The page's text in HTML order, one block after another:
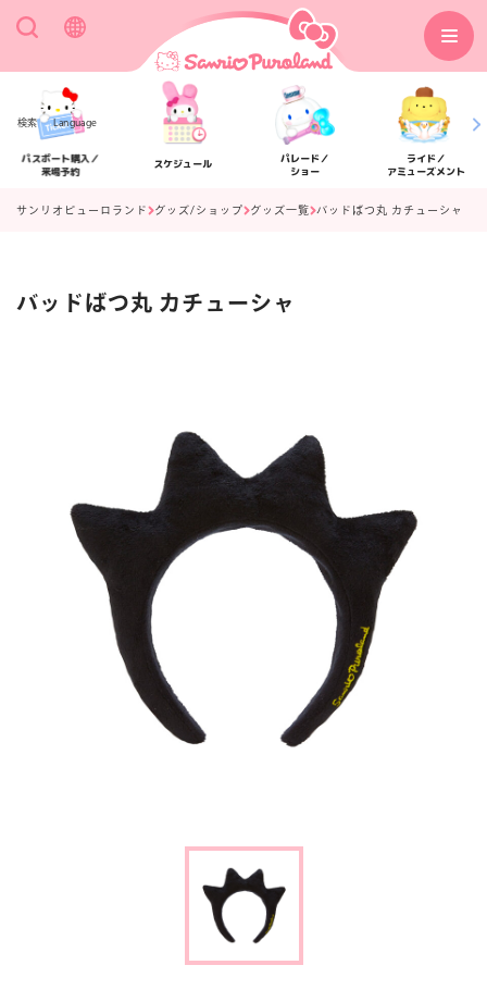
検索 Language
パスポート購入／
来場予約
スケジュール
パレード／
ショー
ライド／
アミューズメント
アクセス
サービスガイド
よくあるご質問 ニュース
サンリオピューロランド グッズ/ショップ グッズ一覧 バッドばつ丸 カチューシャ
バッドばつ丸 カチューシャ